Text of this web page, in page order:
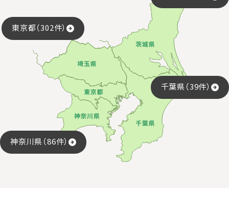
東京都（302件）
千葉県（39件）
神奈川県（86件）